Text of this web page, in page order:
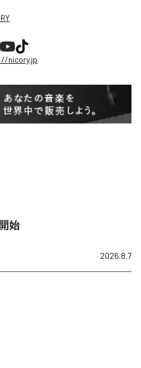
nicory.jp
始
2026.8.7